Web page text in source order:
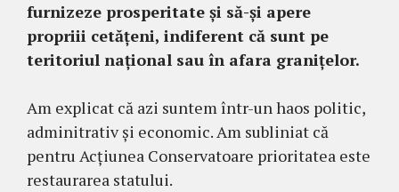
furnizeze prosperitate și să-și apere
propriii cetățeni, indiferent că sunt pe
teritoriul național sau în afara granițelor.
Am explicat că azi suntem într-un haos politic,
adminitrativ și economic. Am subliniat că
pentru Acțiunea Conservatoare prioritatea este
restaurarea statului.